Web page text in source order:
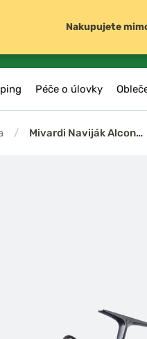
Péče o úlovky
/ Mivardi Naviják Alcon…
Nakupujete